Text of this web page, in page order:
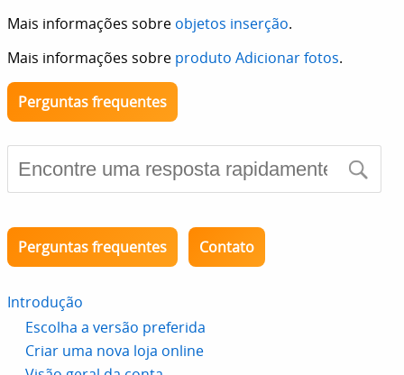
Mais informações sobre objetos inserção.
Mais informações sobre produto Adicionar fotos.
Perguntas frequentes
Perguntas frequentes Contato
Introdução
Escolha a versão preferida
Criar uma nova loja online